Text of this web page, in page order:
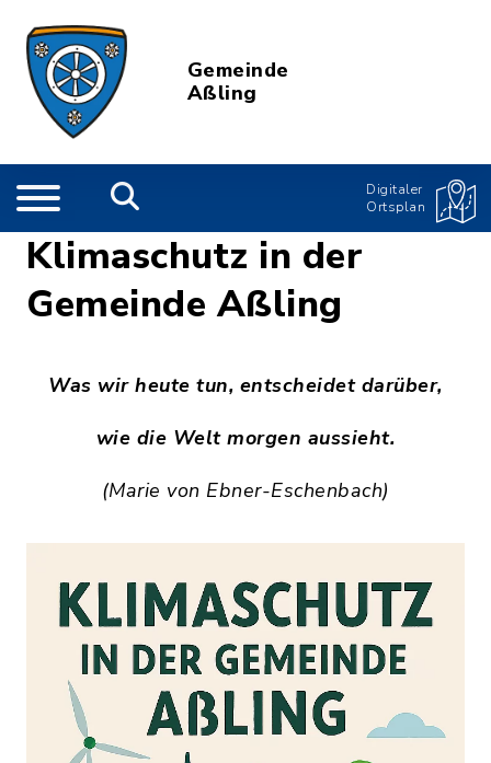
Gemeinde
Aßling
Digitaler
Ortsplan
Klimaschutz in der
Gemeinde Aßling
Was wir heute tun, entscheidet darüber,
wie die Welt morgen aussieht.
(Marie von Ebner-Eschenbach)